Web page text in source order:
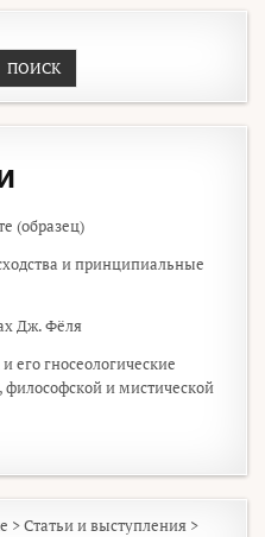
ПОИСК
(образец)
и принципиальные
Дж. Фёля
его гносеологические
и мистической
>Статьи и выступления >